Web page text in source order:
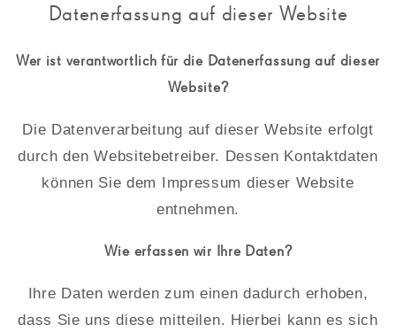
Datenerfassung auf dieser Website
Wer ist verantwortlich für die Datenerfassung auf dieser
Website?
Die Datenverarbeitung auf dieser Website erfolgt
durch den Websitebetreiber. Dessen Kontaktdaten
können Sie dem Impressum dieser Website
entnehmen.
Wie erfassen wir Ihre Daten?
Ihre Daten werden zum einen dadurch erhoben,
dass Sie uns diese mitteilen. Hierbei kann es sich